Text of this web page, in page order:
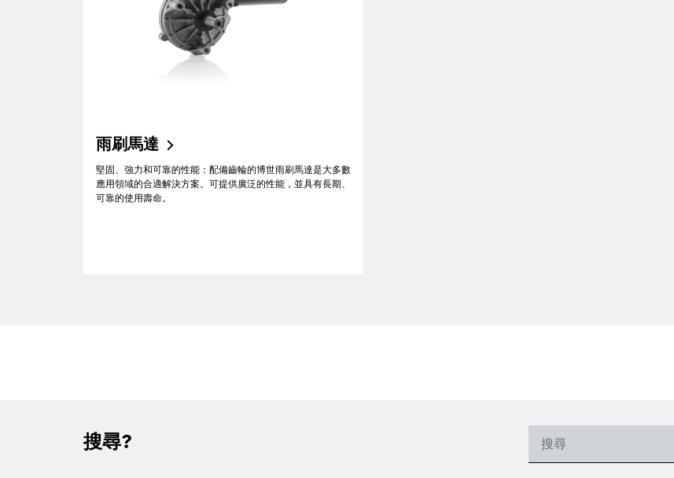
雨刷馬達
堅固、強力和可靠的性能：配備齒輪的博世雨刷馬達是大多數
應用領域的合適解決方案。可提供廣泛的性能，並具有長期、
可靠的使用壽命。
搜尋?